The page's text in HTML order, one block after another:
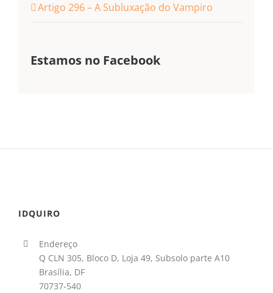
Artigo 296 – A Subluxação do Vampiro
Estamos no Facebook
IDQUIRO
Endereço
Q CLN 305, Bloco D, Loja 49, Subsolo parte A10
Brasília, DF
70737-540